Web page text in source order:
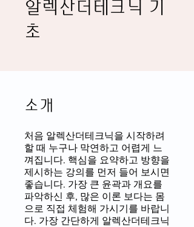
알렉산더테크닉 기
초
소개
처음 알렉산더테크닉을 시작하려
할 때 누구나 막연하고 어렵게 느
껴집니다. 핵심을 요약하고 방향을
제시하는 강의를 먼저 들어 보시면
좋습니다. 가장 큰 윤곽과 개요를
파악하신 후, 많은 이론 보다는 몸
으로 직접 체험해 가시기를 바랍니
다. 가장 간단하게 알렉산더테크닉